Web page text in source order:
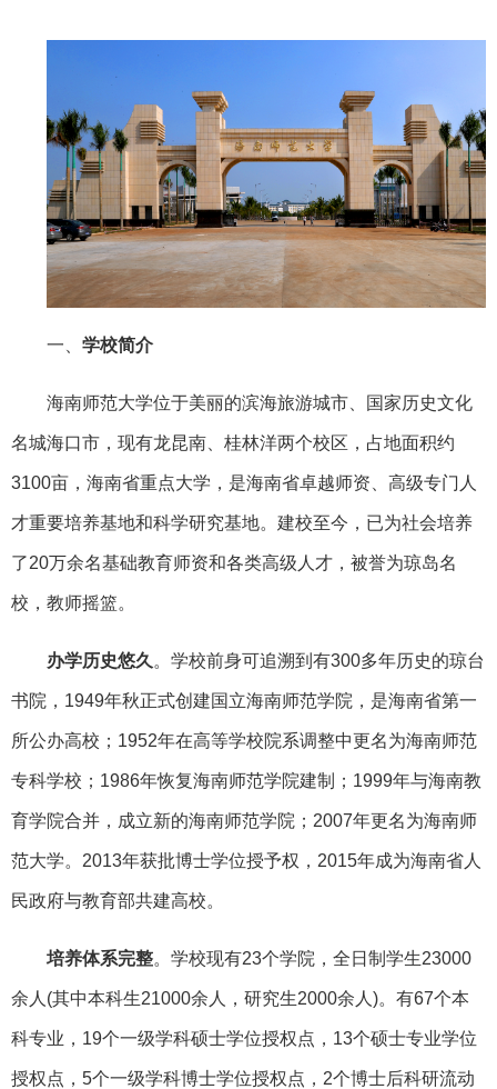
一、 学校简介
海南师范大学位于美丽的滨海旅游城市、国家历史文化
名城海口市，现有龙昆南、桂林洋两个校区，占地面积约
3100亩，海南省重点大学，是海南省卓越师资、高级专门人
才重要培养基地和科学研究基地。建校至今，已为社会培养
了20万余名基础教育师资和各类高级人才，被誉为琼岛名
校，教师摇篮。
办学历史悠久 。学校前身可追溯到有300多年历史的琼台
书院，1949年秋正式创建国立海南师范学院，是海南省第一
所公办高校；1952年在高等学校院系调整中更名为海南师范
专科学校；1986年恢复海南师范学院建制；1999年与海南教
育学院合并，成立新的海南师范学院；2007年更名为海南师
范大学。2013年获批博士学位授予权，2015年成为海南省人
民政府与教育部共建高校。
培养体系完整。学校现有23个学院，全日制学生23000
余人(其中本科生21000余人，研究生2000余人)。有67个本
科专业，19个一级学科硕士学位授权点，13个硕士专业学位
授权点，5个一级学科博士学位授权点，2个博士后科研流动